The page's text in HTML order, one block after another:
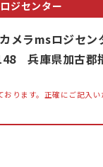
ジセンター
メラmsロジセン
兵庫県加古郡
おります。正確にご記入